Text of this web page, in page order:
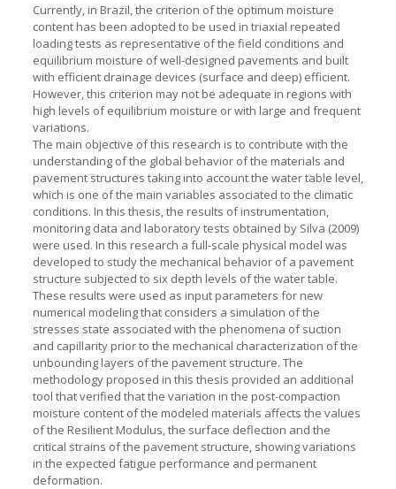
Currently, in Brazil, the criterion of the optimum moisture
content has been adopted to be used in triaxial repeated
loading tests as representative of the field conditions and
equilibrium moisture of well-designed pavements and built
with efficient drainage devices (surface and deep) efficient.
However, this criterion may not be adequate in regions with
high levels of equilibrium moisture or with large and frequent
variations.
The main objective of this research is to contribute with the
understanding of the global behavior of the materials and
pavement structures taking into account the water table level,
which is one of the main variables associated to the climatic
conditions. In this thesis, the results of instrumentation,
monitoring data and laboratory tests obtained by Silva (2009)
were used. In this research a full-scale physical model was
developed to study the mechanical behavior of a pavement
structure subjected to six depth levels of the water table.
These results were used as input parameters for new
numerical modeling that considers a simulation of the
stresses state associated with the phenomena of suction
and capillarity prior to the mechanical characterization of the
unbounding layers of the pavement structure. The
methodology proposed in this thesis provided an additional
tool that verified that the variation in the post-compaction
moisture content of the modeled materials affects the values
of the Resilient Modulus, the surface deflection and the
critical strains of the pavement structure, showing variations
in the expected fatigue performance and permanent
deformation.